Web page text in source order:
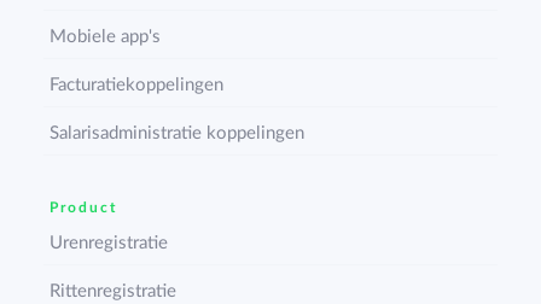
Mobiele app's
Facturatiekoppelingen
Salarisadministratie koppelingen
Product
Urenregistratie
Rittenregistratie